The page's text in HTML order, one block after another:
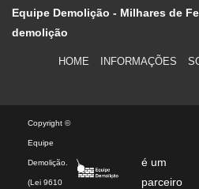
Equipe Demolição - Milhares de
demolição
HOME INFORMAÇÕES
Copyright ©
Equipe
Demolição.
(Lei 9610
é um
parceiro